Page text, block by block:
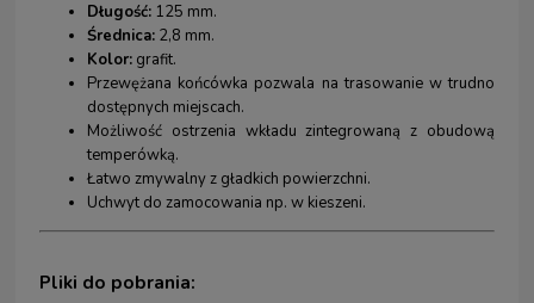
Długość: 125 mm.
Średnica: 2,8 mm.
Kolor: grafit.
Przewężana końcówka pozwala na trasowanie w trudno
dostępnych miejscach.
Możliwość ostrzenia wkładu zintegrowaną z obudową
temperówką.
Łatwo zmywalny z gładkich powierzchni.
Uchwyt do zamocowania np. w kieszeni.
Pliki do pobrania: